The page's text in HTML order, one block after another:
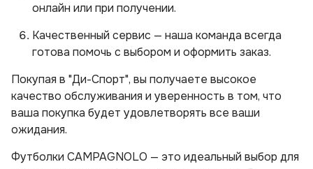
онлайн или при получении.
Качественный сервис — наша команда всегда
готова помочь с выбором и оформить заказ.
Покупая в "Ди-Спорт", вы получаете высокое
качество обслуживания и уверенность в том, что
ваша покупка будет удовлетворять все ваши
ожидания.
Футболки CAMPAGNOLO — это идеальный выбор для